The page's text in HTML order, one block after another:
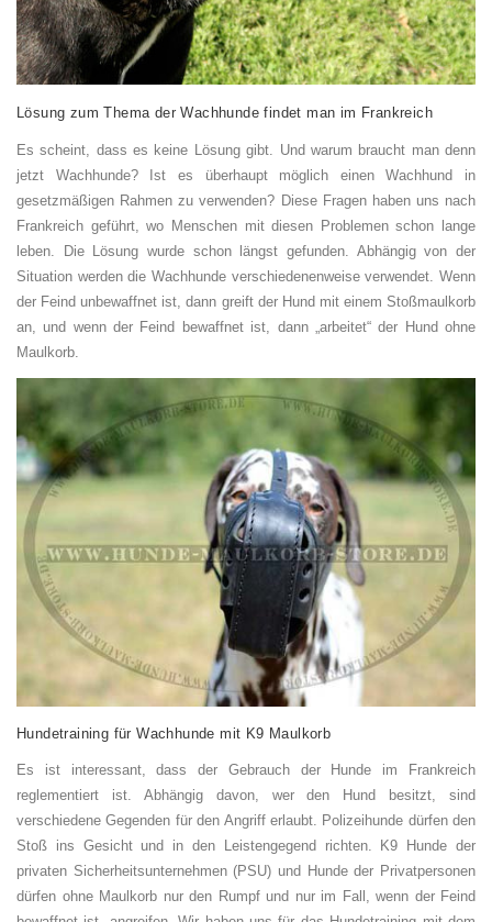
Lösung zum Thema derWachhundefindet man im Frankreich
Es scheint, dass es keine Lösung gibt. Und warum braucht man denn
jetzt Wachhunde? Ist es überhaupt möglich einenWachhund in
gesetzmäßigen Rahmen zu verwenden? Diese Fragen haben uns nach
Frankreich geführt, wo Menschen mit diesen Problemen schon lange
leben. Die Lösung wurde schon längst gefunden. Abhängig von der
Situation werden die Wachhunde verschiedenenweise verwendet. Wenn
der Feind unbewaffnet ist, dann greift der Hund mit einem Stoßmaulkorb
an, und wenn der Feind bewaffnet ist, dann „arbeitet“ der Hund ohne
Maulkorb.
Hundetraining für Wac h hunde mit K9 Maulkorb
Es ist interessant, dass der Gebrauch der Hunde im Frankreich
reglementiert ist. Abhängig davon, wer den Hund besitzt, sind
verschiedene Gegenden für den Angriff erlaubt. Polizeihunde dürfen den
Stoß ins Gesicht und in den Leistengegend richten. K9 Hunde der
privaten Sicherheitsunternehmen (PSU) und Hunde der Privatpersonen
dürfen ohne Maulkorb nur den Rumpf und nur im Fall, wenn der Feind